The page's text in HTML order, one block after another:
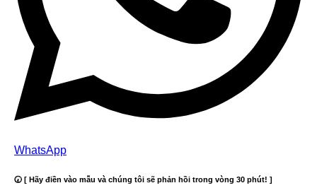
WhatsApp
🕢 [ Hãy điền vào mẫu và chúng tôi sẽ phản hồi trong vòng 30 phút! ]